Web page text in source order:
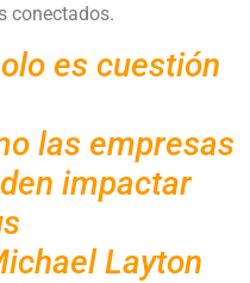
conectados.
es cuestión
las empresas
impactar
Layton